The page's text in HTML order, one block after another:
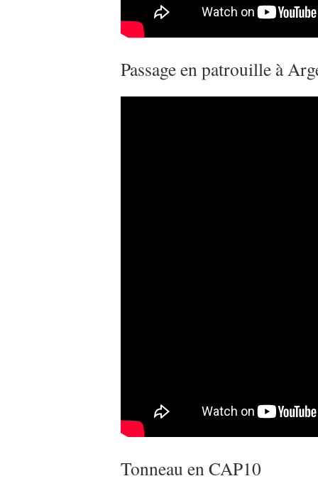
Passage en patrouille à
Tonneau en CAP10